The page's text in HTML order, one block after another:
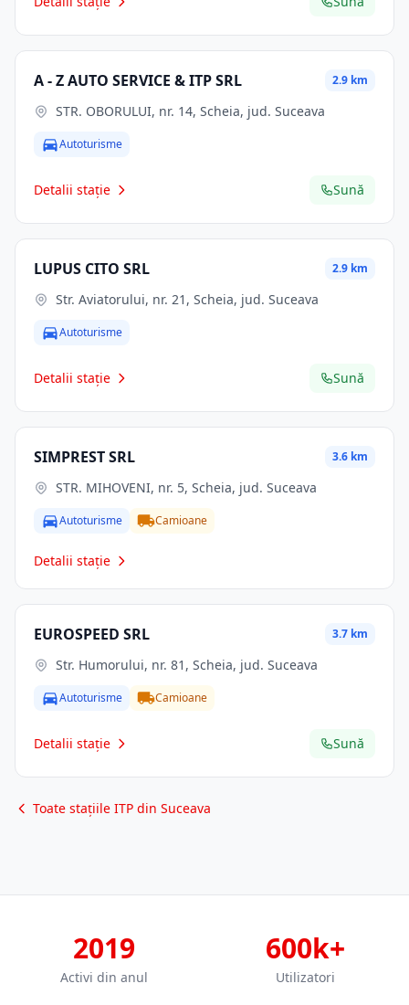
A - Z AUTO SERVICE & ITP SRL 2.9 km
STR. OBORULUI, nr. 14, Scheia, jud. Suceava
Autoturisme
Detalii stație Sună
LUPUS CITO SRL 2.9 km
Str. Aviatorului, nr. 21, Scheia, jud. Suceava
Autoturisme
Detalii stație Sună
SIMPREST SRL 3.6 km
STR. MIHOVENI, nr. 5, Scheia, jud. Suceava
Autoturisme Camioane
Detalii stație
EUROSPEED SRL 3.7 km
Str. Humorului, nr. 81, Scheia, jud. Suceava
Autoturisme Camioane
Detalii stație Sună
Toate stațiile ITP din Suceava
2019
Activi din anul
600k+
Utilizatori